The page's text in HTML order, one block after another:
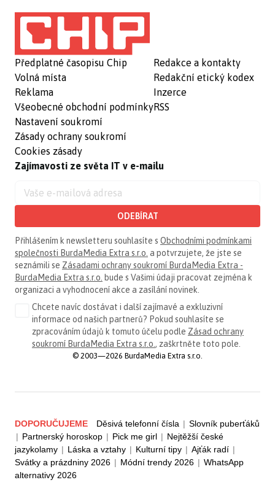
Předplatné časopisu Chip
Volná místa
Reklama
Všeobecné obchodní podmínky
Nastavení soukromí
Zásady ochrany soukromí
Cookies zásady
Redakce a kontakty
Redakční etický kodex
Inzerce
RSS
Zajímavosti ze světa IT v e-mailu
ODEBÍRAT
Přihlášením k newsletteru souhlasíte s Obchodními podmínkami
společnosti BurdaMedia Extra s.r.o. a potvrzujete, že jste se
seznámili se Zásadami ochrany soukromí BurdaMedia Extra -
BurdaMedia Extra s.r.o. bude s Vašimi údaji pracovat zejména k
organizaci a vyhodnocení akce a zasílání novinek.
Chcete navíc dostávat i další zajímavé a exkluzivní
informace od našich partnerů? Pokud souhlasíte se
zpracováním údajů k tomuto účelu podle Zásad ochrany
soukromí BurdaMedia Extra s.r.o., zaškrtněte toto pole.
© 2003—2026 BurdaMedia Extra s.r.o.
DOPORUČUJEME Děsivá telefonní čísla | Slovník puberťáků
| Partnerský horoskop | Pick me girl | Nejtěžší české
jazykolamy | Láska a vztahy | Kulturní tipy | Ajťák radí |
Svátky a prázdniny 2026 | Módní trendy 2026 | WhatsApp
alternativy 2026